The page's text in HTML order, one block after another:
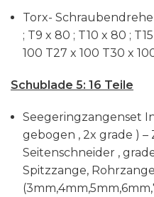
Torx-
; T9 x 80 ; T10 x 80 ;
100 T27 x 100 T30 x
Schublade 5: 16 Teile
Seegeringzangenset
gebogen , 2x grade ) –
Seitenschneider ,
Spitzzange,